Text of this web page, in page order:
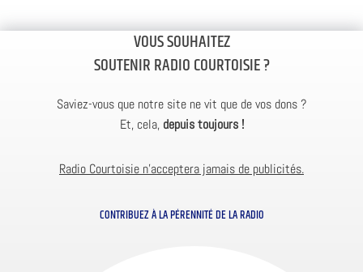
VOUS SOUHAITEZ
SOUTENIR RADIO COURTOISIE ?
Saviez-vous que notre site ne vit que de vos dons ?
Et, cela, depuis toujours !
Radio Courtoisie n’acceptera jamais de publicités.
CONTRIBUEZ À LA PÉRENNITÉ DE LA RADIO